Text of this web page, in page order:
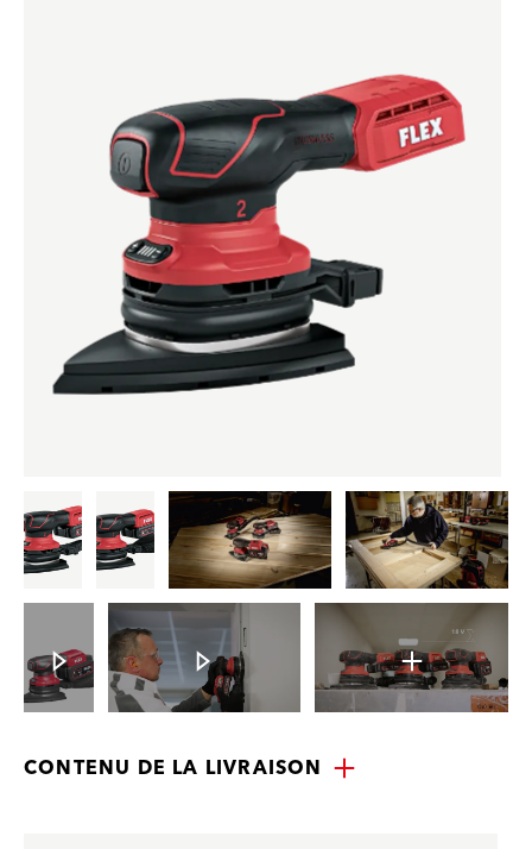
CONTENU DE LA LIVRAISON